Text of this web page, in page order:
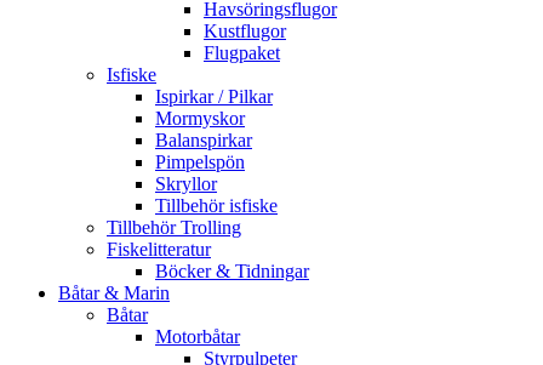
Havsöringsflugor
Kustflugor
Flugpaket
Isfiske
Ispirkar / Pilkar
Mormyskor
Balanspirkar
Pimpelspön
Skryllor
Tillbehör isfiske
Tillbehör Trolling
Fiskelitteratur
Böcker & Tidningar
Båtar & Marin
Båtar
Motorbåtar
Styrpulpeter